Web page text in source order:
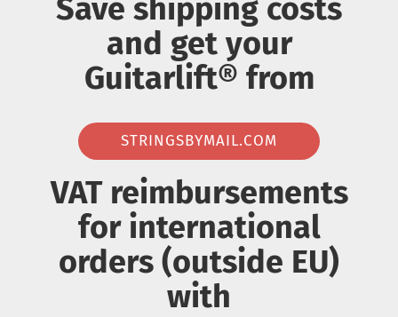
Save shipping costs
and get your
Guitarlift® from
STRINGSBYMAIL.COM
VAT reimbursements
for international
orders (outside EU)
with